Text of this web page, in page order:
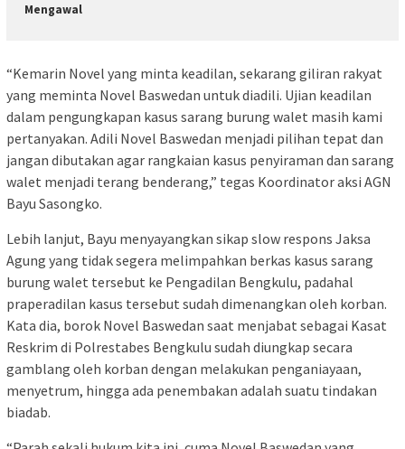
Mengawal
“Kemarin Novel yang minta keadilan, sekarang giliran rakyat
yang meminta Novel Baswedan untuk diadili. Ujian keadilan
dalam pengungkapan kasus sarang burung walet masih kami
pertanyakan. Adili Novel Baswedan menjadi pilihan tepat dan
jangan dibutakan agar rangkaian kasus penyiraman dan sarang
walet menjadi terang benderang,” tegas Koordinator aksi AGN
Bayu Sasongko.
Lebih lanjut, Bayu menyayangkan sikap slow respons Jaksa
Agung yang tidak segera melimpahkan berkas kasus sarang
burung walet tersebut ke Pengadilan Bengkulu, padahal
praperadilan kasus tersebut sudah dimenangkan oleh korban.
Kata dia, borok Novel Baswedan saat menjabat sebagai Kasat
Reskrim di Polrestabes Bengkulu sudah diungkap secara
gamblang oleh korban dengan melakukan penganiayaan,
menyetrum, hingga ada penembakan adalah suatu tindakan
biadab.